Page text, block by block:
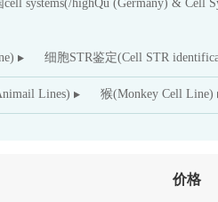
systems(/highQu (Germany) & Cell
细胞STR鉴定(Cell STR
Lines) 猴(Monkey Cell Line)
价格